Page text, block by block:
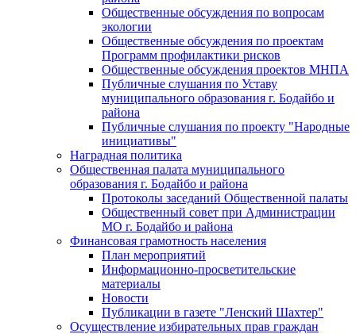
Общественные обсуждения по вопросам
экологии
Общественные обсуждения по проектам
Программ профилактики рисков
Общественные обсуждения проектов МНПА
Публичные слушания по Уставу
муниципального образования г. Бодайбо и
района
Публичные слушания по проекту "Народные
инициативы"
Наградная политика
Общественная палата муниципального
образования г. Бодайбо и района
Протоколы заседаний Общественной палаты
Общественный совет при Администрации
МО г. Бодайбо и района
Финансовая грамотность населения
План мероприятий
Информационно-просветительские
материалы
Новости
Публикации в газете "Ленский Шахтер"
Осуществление избирательных прав граждан